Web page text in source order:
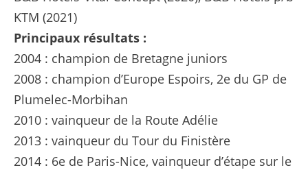
KTM (2021)
Principaux résultats :
2004 : champion de Bretagne juniors
2008 : champion d’Europe Espoirs, 2e du GP de
Plumelec-Morbihan
2010 : vainqueur de la Route Adélie
2013 : vainqueur du Tour du Finistère
2014 : 6e de Paris-Nice, vainqueur d’étape sur le